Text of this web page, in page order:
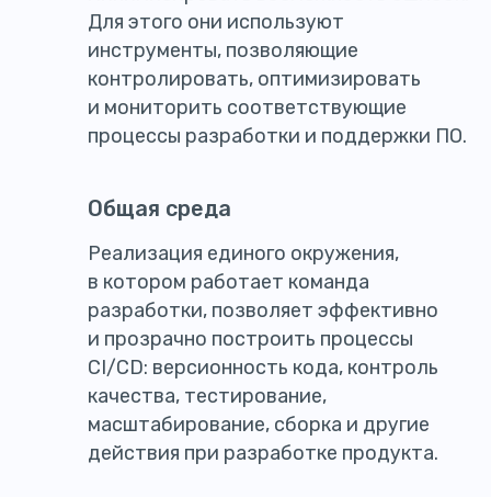
Для этого они используют
инструменты, позволяющие
контролировать, оптимизировать
и мониторить соответствующие
процессы разработки и поддержки ПО.
Общая среда
Реализация единого окружения,
в котором работает команда
разработки, позволяет эффективно
и прозрачно построить процессы
CI/CD: версионность кода, контроль
качества, тестирование,
масштабирование, сборка и другие
действия при разработке продукта.